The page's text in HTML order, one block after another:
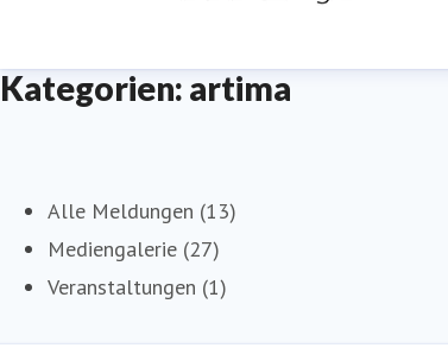
Kategorien: artima
Alle Meldungen (13)
Mediengalerie (27)
Veranstaltungen (1)